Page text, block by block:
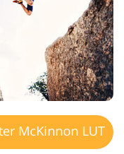
McKinnon LUT